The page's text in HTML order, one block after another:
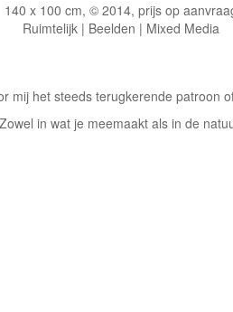
140 x 100 cm, © 2014, prijs op
Ruimtelijk | Beelden | Mixed Media
mij het steeds terugkerende patroon
Zowel in wat je meemaakt als in de